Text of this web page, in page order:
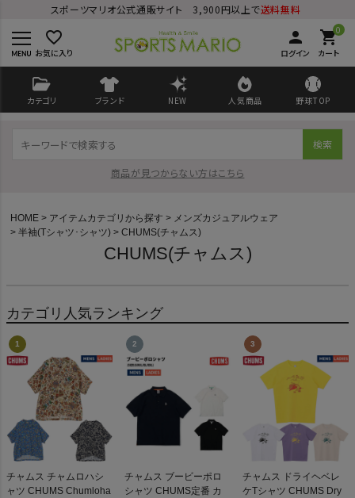
スポーツマリオ公式通販サイト 3,900円以上で送料無料
favorite_border
お気に入り
person
ログイン
0
shopping_cart
カート
カテゴリ ブランド NEW 人気商品 野球TOP
検索
商品が見つからない方はこちら
会員登録
ようこそ ゲスト 様
商品が見つからない方はこちら
HOME アイテムカテゴリから探す
メンズカジュアルウェア
半袖(Tシャツ･シャツ)
CHUMS(チャムス)
CHUMS(チャムス)
カテゴリ人気ランキング
チャムス チャムロハシ
ャツ CHUMS Chumloha
チャムス ブービーポロ
シャツ CHUMS定番 カ
チャムス ドライヘベレ
ケTシャツ CHUMS Dry